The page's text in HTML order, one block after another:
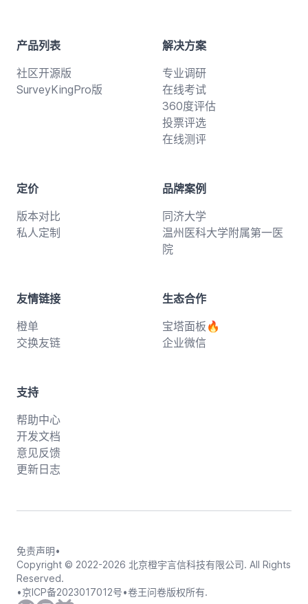
产品列表
社区开源版
SurveyKingPro版
解决方案
专业调研
在线考试
360度评估
投票评选
在线测评
定价
版本对比
私人定制
品牌案例
同济大学
温州医科大学附属第一医
院
友情链接
橙单
交换友链
生态合作
宝塔面板🔥
企业微信
支持
帮助中心
开发文档
意见反馈
更新日志
免责声明•
Copyright © 2022-2026 北京橙宇言信科技有限公司. All Rights
Reserved.
•京ICP备2023017012号•卷王问卷版权所有.